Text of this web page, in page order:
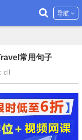
导航
常用句子